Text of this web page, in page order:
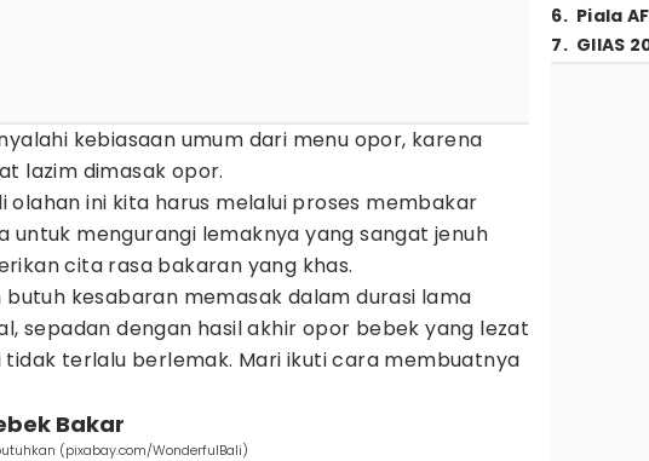
kebiasaan umum dari menu opor, karena
lazim dimasak opor.
olahan ini kita harus melalui proses membakar
untuk mengurangi lemaknya yang sangat jenuh
cita rasa bakaran yang khas.
butuh kesabaran memasak dalam durasi lama
sepadan dengan hasil akhir opor bebek yang lezat
terlalu berlemak. Mari ikuti cara membuatnya
Bakar
(pixabay.com/WonderfulBali)
6. Piala
7. GIIAS